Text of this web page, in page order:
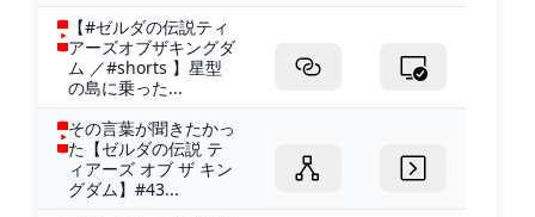
【#ゼルダの伝説ティ
アーズオブザキングダ
ム ／#shorts 】星型
の島に乗った...
その言葉が聞きたかっ
た【ゼルダの伝説 テ
ィアーズ オブ ザ キン
グダム】#43...